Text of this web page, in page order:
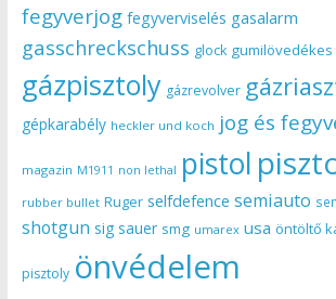
fegyverjog fegyverviselés gasalarm
gasschreckschuss glock gumilövedékes
gázpisztoly gázrevolver
gépkarabély heckler und koch jog és
magazin M1911 non lethal pistol
rubber bullet Ruger selfdefence semiauto
shotgun sig sauer smg umarex usa öntöltő
pisztoly önvédelem